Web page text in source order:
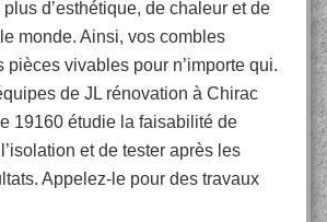
d’esthétique, de chaleur et de
monde. Ainsi, vos combles
pièces vivables pour n’importe qui.
de JL rénovation à Chirac
19160 étudie la faisabilité de
et de tester après les
Appelez-le pour des travaux